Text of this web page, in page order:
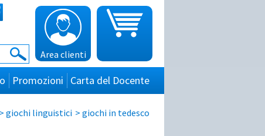
Area clienti
Promozioni Carta del Docente
> giochi linguistici > giochi in tedesco